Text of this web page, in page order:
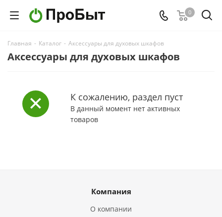
0
Главная - Каталог - Аксессуары для духовых шкафов
Аксессуары для духовых шкафов
К сожалению, раздел пуст
В данный момент нет активных
товаров
Компания
О компании